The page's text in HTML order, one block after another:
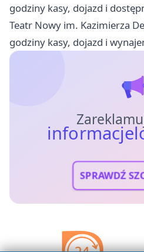
godziny kasy, dojazd i
Teatr Nowy im. Kazimierza
godziny kasy, dojazd i
SPRAWDŹ